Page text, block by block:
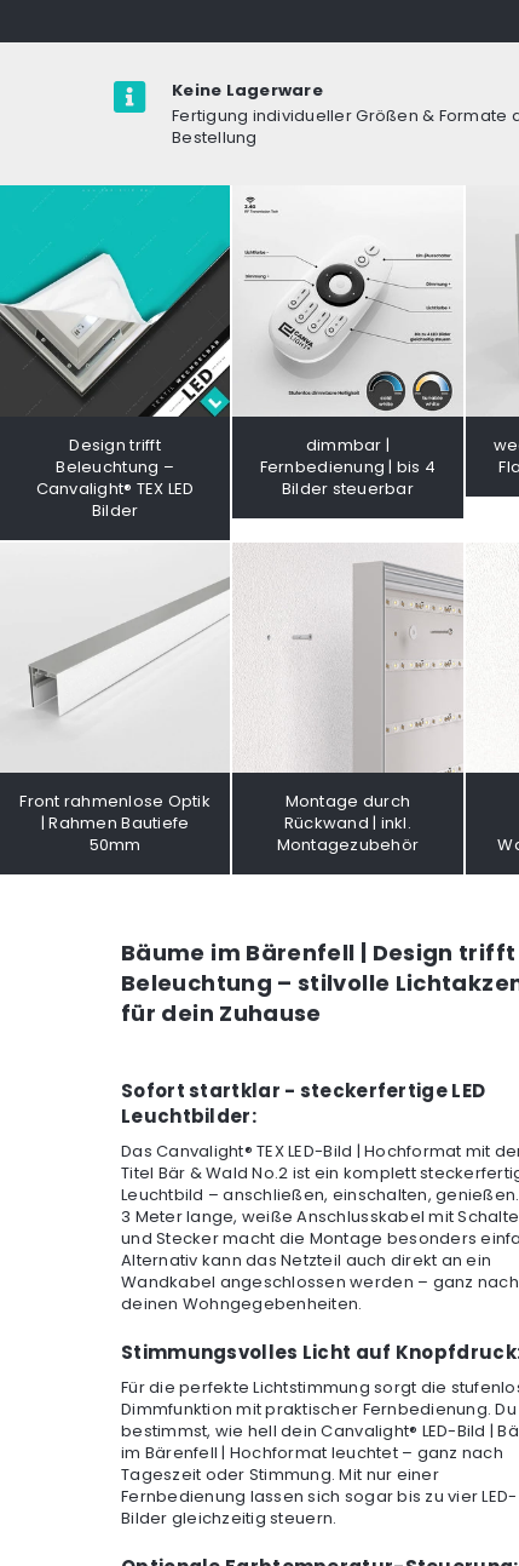
Keine Lagerware
Fertigung individueller Größen & Formate
Bestellung
Design trifft
Beleuchtung –
Canvalight® TEX LED
Bilder
dimmbar |
Fernbedienung | bis 4
Bilder steuerbar
Front rahmenlose Optik
| Rahmen Bautiefe
50mm
Montage durch
Rückwand | inkl.
Montagezubehör
Bäume im Bärenfell | Design trifft
Beleuchtung – stilvolle
für dein Zuhause
Sofort startklar - steckerfertige LED
Leuchtbilder:
Das Canvalight® TEX LED-Bild | Hochformat mit
Titel Bär & Wald No.2 ist ein komplett
Leuchtbild – anschließen, einschalten,
3 Meter lange, weiße Anschlusskabel mit
und Stecker macht die Montage besonders
Alternativ kann das Netzteil auch direkt an ein
Wandkabel angeschlossen werden – ganz nach
deinen Wohngegebenheiten.
Stimmungsvolles Licht auf
Für die perfekte Lichtstimmung sorgt die
Dimmfunktion mit praktischer Fernbedienung. Du
bestimmst, wie hell dein Canvalight® LED-Bild |
im Bärenfell | Hochformat leuchtet – ganz nach
Tageszeit oder Stimmung. Mit nur einer
Fernbedienung lassen sich sogar bis zu vier LED-
Bilder gleichzeitig steuern.